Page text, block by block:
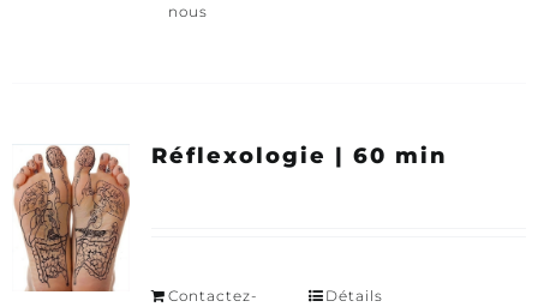
nous
Réflexologie | 60 min
Contactez-
Détails